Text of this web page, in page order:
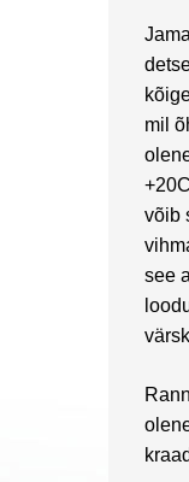
mil
võib
see